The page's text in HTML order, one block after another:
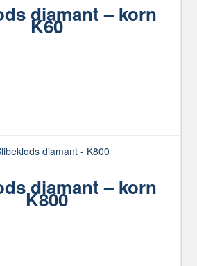
diamant – korn
K60
diamant – korn
K800